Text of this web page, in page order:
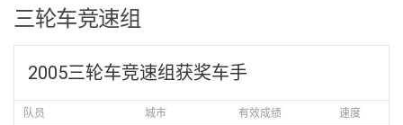
三轮车竞速组
2005三轮车竞速组获奖车手
队员 城市 有效成绩 速度